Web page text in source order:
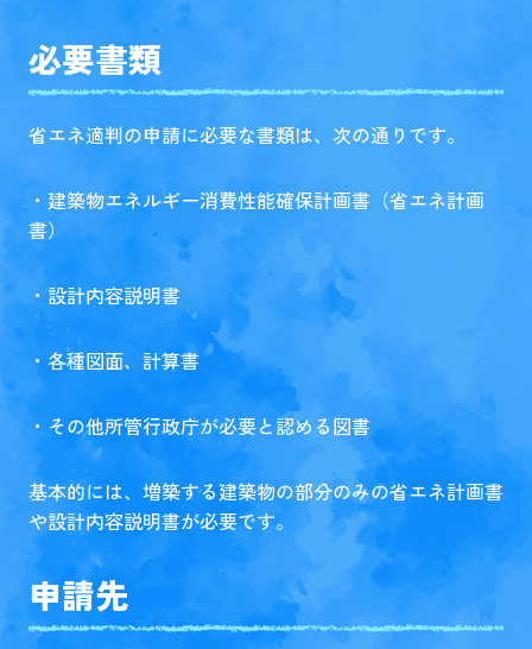
必要書類
省エネ適判の申請に必要な書類は、次の通りです。
・建築物エネルギー消費性能確保計画書（省エネ計画
書）
・設計内容説明書
・各種図面、計算書
・その他所管行政庁が必要と認める図書
基本的には、増築する建築物の部分のみの省エネ計画書
や設計内容説明書が必要です。
申請先